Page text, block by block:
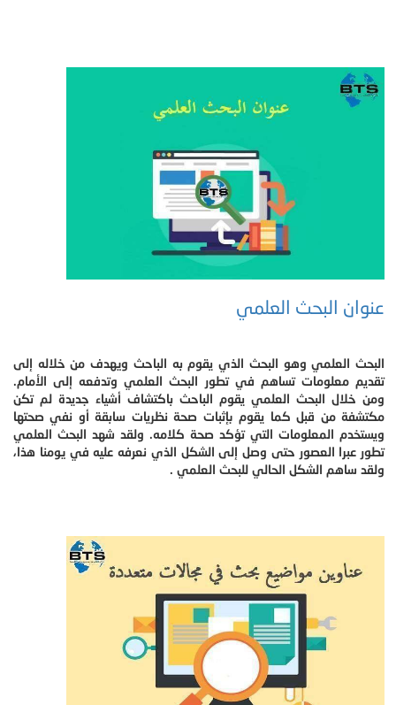
عنوان البحث العلمي
البحث العلمي وهو البحث الذي يقوم به الباحث ويهدف من خلاله إلى
تقديم معلومات تساهم في تطور البحث العلمي وتدفعه إلى الأمام.
ومن خلال البحث العلمي يقوم الباحث باكتشاف أشياء جديدة لم تكن
مكتشفة من قبل كما يقوم بإثبات صحة نظريات سابقة أو نفي صحتها
ويستخدم المعلومات التي تؤكد صحة كلامه. ولقد شهد البحث العلمي
تطور عبرا العصور حتى وصل إلى الشكل الذي نعرفه عليه في يومنا هذا،
ولقد ساهم الشكل الحالي للبحث العلمي .